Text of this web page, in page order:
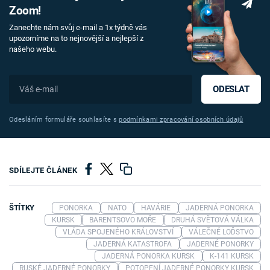
Zoom!
Zanechte nám svůj e-mail a 1x týdně vás
upozorníme na to nejnovější a nejlepší z
našeho webu.
ODESLAT
Odesláním formuláře souhlasíte spodmínkami zpracování osobních údajů
SDÍLEJTE ČLÁNEK
ŠTÍTKY PONORKA NATO HAVÁRIE
JADERNÁ PONORKA
KURSK
BARENTSOVO MOŘE
DRUHÁ SVĚTOVÁ VÁLKA
VLÁDA SPOJENÉHO KRÁLOVSTVÍ
VÁLEČNÉ LOĎSTVO
JADERNÁ KATASTROFA
JADERNÉ PONORKY
JADERNÁ PONORKA KURSK
K-141 KURSK
RUSKÉ JADERNÉ PONORKY
POTOPENÍ JADERNÉ PONORKY KURSK